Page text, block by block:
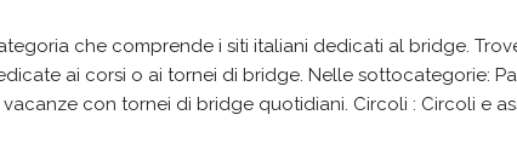
che comprende i siti italiani dedicati al bridge.
ai corsi o ai tornei di bridge. Nelle sottocategorie:
vacanze con tornei di bridge quotidiani. Circoli : Circoli e